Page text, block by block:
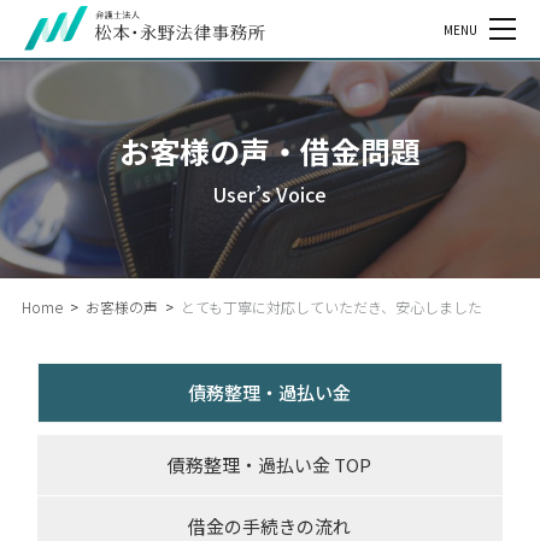
MENU
お客様の声・借金問題
User’s Voice
Home > お客様の声 > とても丁寧に対応していただき、安心しました
債務整理・過払い金
債務整理・過払い金 TOP
借金の手続きの流れ